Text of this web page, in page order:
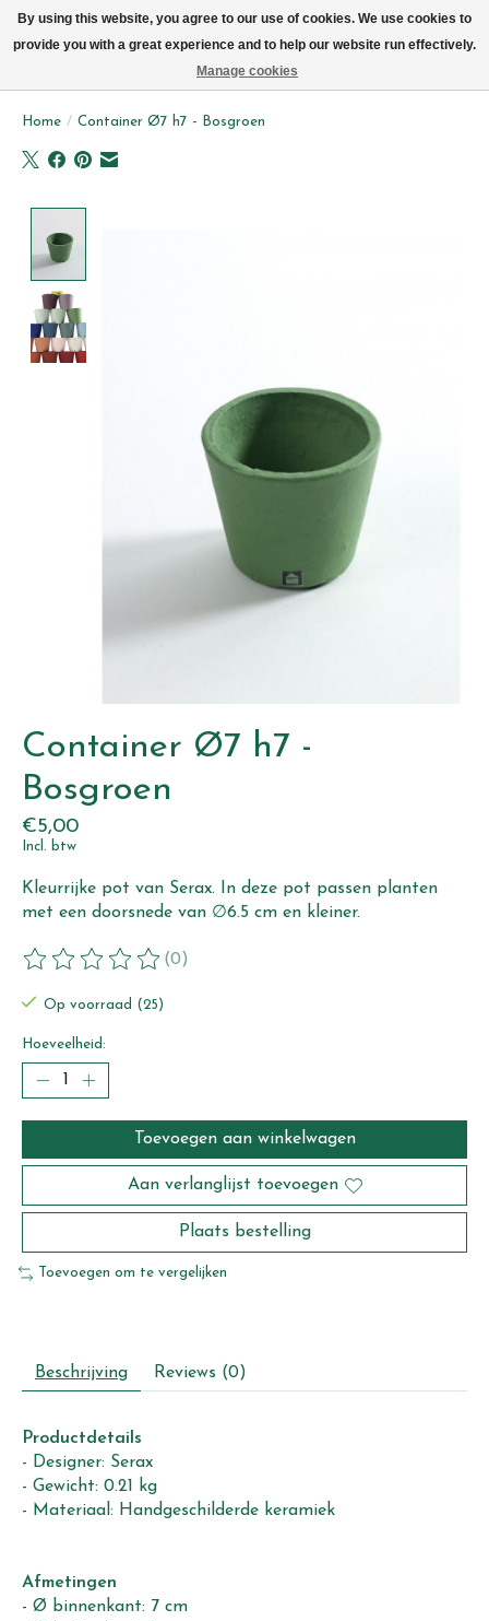
Home / Container Ø7 h7 - Bosgroen
Container Ø7 h7 -
Bosgroen
€5,00
Incl. btw
Kleurrijke pot van Serax. In deze pot passen planten
met een doorsnede van ∅6.5 cm en kleiner.
De beoordeling van dit product is
(0)
Op voorraad (25)
Hoeveelheid:
Toevoegen aan winkelwagen
Aan verlanglijst toevoegen
Plaats bestelling
Toevoegen om te vergelijken
Beschrijving Reviews (0)
Productdetails
- Designer: Serax
- Gewicht: 0.21 kg
- Materiaal: Handgeschilderde keramiek
Afmetingen
- Ø binnenkant: 7 cm
By using this website, you agree to our use of cookies. We use cookies to
provide you with a great experience and to help our website run effectively.
Manage cookies